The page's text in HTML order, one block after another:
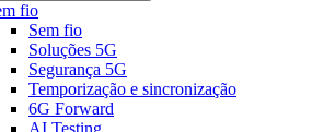
fio
Sem fio
Soluções 5G
Segurança 5G
Temporização e sincronização
6G Forward